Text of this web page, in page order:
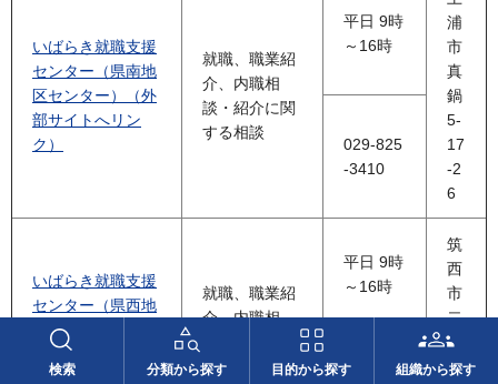
検索 分類から探す 目的から探す 組織から探す
いばらき就職支援
センター（県南地
区センター）（外
部サイトへリン
ク）
就職、職業紹
介、内職相
談・紹介に関
する相談
平日 9時
～16時
浦
市
真
鍋
5-
17
-2
6
029-825
-3410
いばらき就職支援
センター（県西地
区センター）（外
部サイトへリン
ク）
就職、職業紹
介、内職相
する相談
平日 9時
～16時
筑
西
市
二
木
成
0296-23